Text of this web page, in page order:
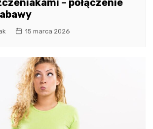
15 marca 2026